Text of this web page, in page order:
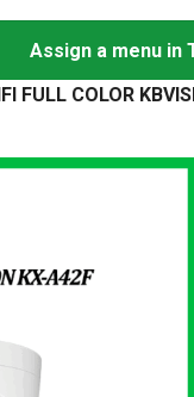
Assign a menu in
FULL COLOR